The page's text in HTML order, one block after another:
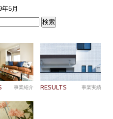
年5月
事業紹介 RESULTS 事業実績